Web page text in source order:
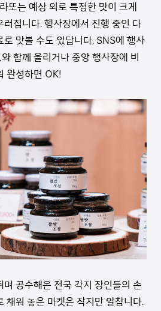
또는 예상 외로 특정한 맛이 크게
집니다. 행사장에서 진행 중인 다
로 맛볼 수도 있답니다. SNS에 행사
함께 올리거나 중앙 행사장에 비
완성하면 OK!
며 공수해온 전국 각지 장인들의 손
채워 놓은 마켓은 작지만 알찹니다.